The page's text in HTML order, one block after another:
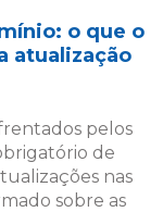
sobre as
mais!